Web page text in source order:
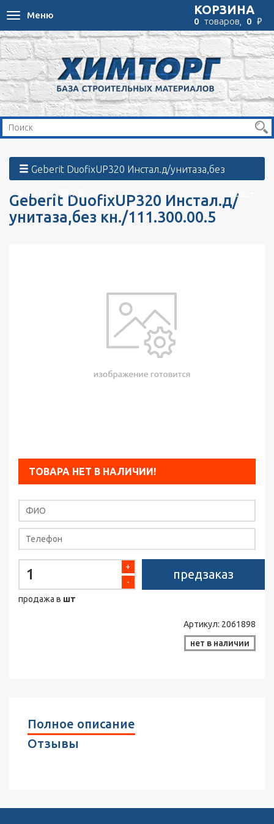
Toggle
navigation
Меню КОРЗИНА
0 товаров, 0 ₽
кн./111.300.00.5 список
Geberit DuofixUP320 Инстал.д/
унитаза,без кн./111.300.00.5
ТОВАРА НЕТ В НАЛИЧИИ!
-
+
продажа в шт
предзаказ
Артикул: 2061898
нет в наличии
Полное описание
Отзывы